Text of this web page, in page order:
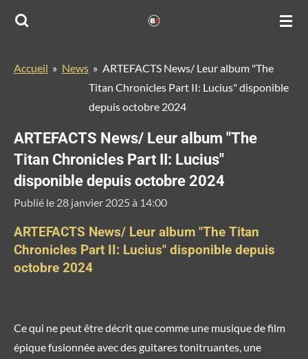
Passer
principal
Accueil » News » ARTEFACTS News/ Leur album "The
Titan Chronicles Part II: Lucius" disponible
depuis octobre 2024
ARTEFACTS News/ Leur album "The
Titan Chronicles Part II: Lucius"
disponible depuis octobre 2024
Publié le 28 janvier 2025 à 14:00
ARTEFACTS News/ Leur album "The Titan
Chronicles Part II: Lucius" disponible depuis
octobre 2024
Ce qui ne peut être décrit que comme une musique de film
épique fusionnée avec des guitares tonitruantes, une